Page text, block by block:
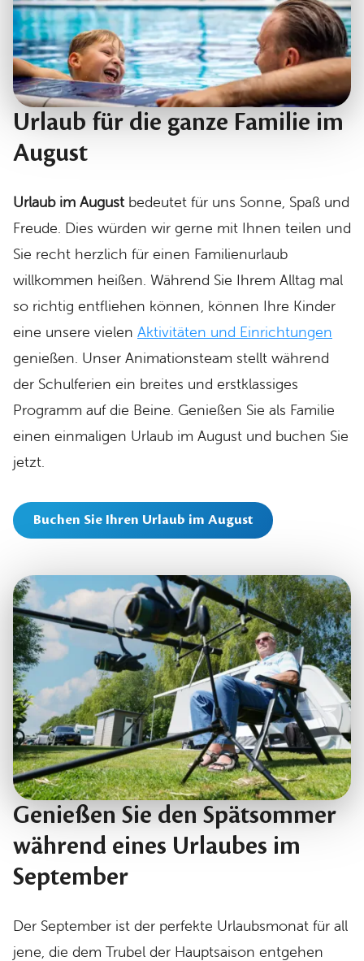
Urlaub für die ganze Familie im
August
Urlaub im August bedeutet für uns Sonne, Spaß und
Freude. Dies würden wir gerne mit Ihnen teilen und
Sie recht herzlich für einen Familienurlaub
willkommen heißen. Während Sie Ihrem Alltag mal
so richtig entfliehen können, können Ihre Kinder
eine unsere vielen Aktivitäten und Einrichtungen
genießen. Unser Animationsteam stellt während
der Schulferien ein breites und erstklassiges
Programm auf die Beine. Genießen Sie als Familie
einen einmaligen Urlaub im August und buchen Sie
jetzt.
Buchen Sie Ihren Urlaub im August
Genießen Sie den Spätsommer
während eines Urlaubes im
September
Der September ist der perfekte Urlaubsmonat für all
jene, die dem Trubel der Hauptsaison entgehen